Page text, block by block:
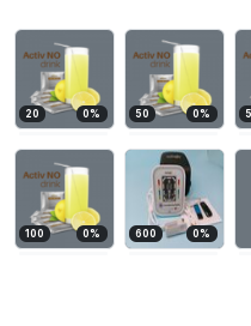
20 0% 50 0%
100 0% 600 0%